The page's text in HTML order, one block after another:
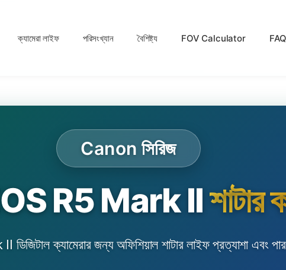
ক্যামেরা লাইফ পরিসংখ্যান বৈশিষ্ট্য FOV Calculator FAQ
Canon সিরিজ
R5 Mark IIশাটার
ক্যামেরার জন্য অফিশিয়াল শাটার লাইফ প্রত্যাশা এবং